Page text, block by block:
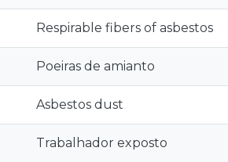
Respirable fibers of asbestos
Poeiras de amianto
Asbestos dust
Trabalhador exposto